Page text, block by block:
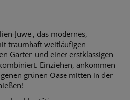
Juwel, das modernes,
traumhaft weitläufigen
Garten und einer erstklassigen
Einziehen, ankommen
grünen Oase mitten in der